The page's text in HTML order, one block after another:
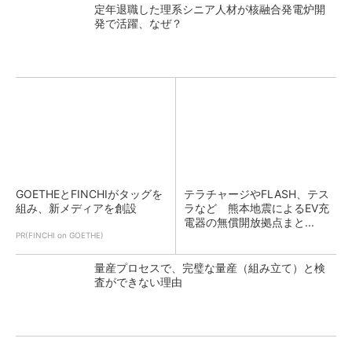
定年退職した理系シニア人材が核融合発電炉開
発で活躍、なぜ？
GOETHEとFINCHIがタッグを
組み、新メディアを創設
PR(FINCHI on GOETHE)
テラチャージやFLASH、テス
ラなど 熊本地震によるEV充
電器の無償開放拠点まと...
量産プロセスで、完璧な量産（組み立て）と検
査ができない理由